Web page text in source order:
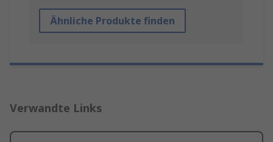
Ähnliche Produkte finden
Verwandte Links